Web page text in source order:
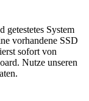
getestetes System
vorhandene SSD
sofort von
Nutze unseren